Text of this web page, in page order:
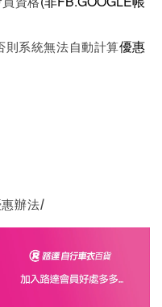
則系統無法自動計算優惠
辦法/